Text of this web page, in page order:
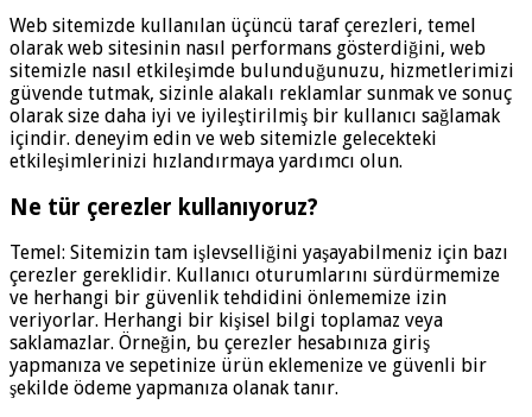
Web sitemizde kullanılan üçüncü taraf çerezleri, temel
olarak web sitesinin nasıl performans gösterdiğini, web
sitemizle nasıl etkileşimde bulunduğunuzu, hizmetlerimizi
güvende tutmak, sizinle alakalı reklamlar sunmak ve sonuç
olarak size daha iyi ve iyileştirilmiş bir kullanıcı sağlamak
içindir. deneyim edin ve web sitemizle gelecekteki
etkileşimlerinizi hızlandırmaya yardımcı olun.
Ne tür çerezler kullanıyoruz?
Temel: Sitemizin tam işlevselliğini yaşayabilmeniz için bazı
çerezler gereklidir. Kullanıcı oturumlarını sürdürmemize
ve herhangi bir güvenlik tehdidini önlememize izin
veriyorlar. Herhangi bir kişisel bilgi toplamaz veya
saklamazlar. Örneğin, bu çerezler hesabınıza giriş
yapmanıza ve sepetinize ürün eklemenize ve güvenli bir
şekilde ödeme yapmanıza olanak tanır.